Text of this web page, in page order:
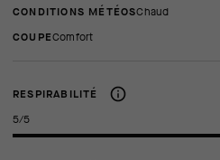
CONDITIONS MÉTÉOS Chaud
COUPE
comfort
RESPIRABILITÉ
5/5